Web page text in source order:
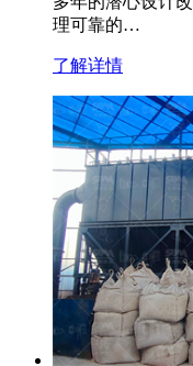
理可靠的…
了解详情